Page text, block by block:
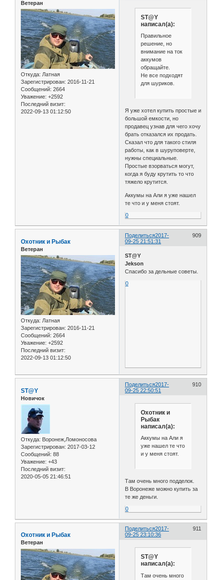
Ветеран
Откуда: Латная
Зарегистрирован: 2016-11-21
Сообщений: 2664
Уважение: +2592
Последний визит:
2022-09-13 01:12:50
ST@Y
написал(а):
Правильное
решение, но
внимание на ток
аккумов
обращайте.
Не все подходят
для шуриков.
Я уже хотел купить простые и
большой емкости, но
продавец узнав для чего хочу
брать отказался их продать.
Сказал что для такого стиля
работы, как в шуруповерте,
нужны специальные.
Простые взорваться могут,
когда я буду крутить то что
тяжело крутится.
Аккумы на Али я уже нашел
те что и у меня стоят.
0
Поделиться 909
2017-
09-25 21:51:31
Охотник и Рыбак
Ветеран
Откуда: Латная
Зарегистрирован: 2016-11-21
Сообщений: 2664
Уважение: +2592
Последний визит:
2022-09-13 01:12:50
ST@Y
Jekson
Спасибо за дельные советы.
0
Поделиться 910
2017-
09-25 22:50:51
ST@Y
Новичок
Откуда: Воронеж,Ломоносова
Зарегистрирован: 2017-03-12
Сообщений: 88
Уважение: +43
Последний визит:
2020-05-05 21:46:51
Охотник и
Рыбак
написал(а):
Аккумы на Али я
уже нашел те что
и у меня стоят.
Там очень много подделок.
В Воронеже можно купить за
те же деньги.
0
Поделиться 911
2017-
09-25 23:10:36
Охотник и Рыбак
Ветеран
ST@Y
написал(а):
Там очень много